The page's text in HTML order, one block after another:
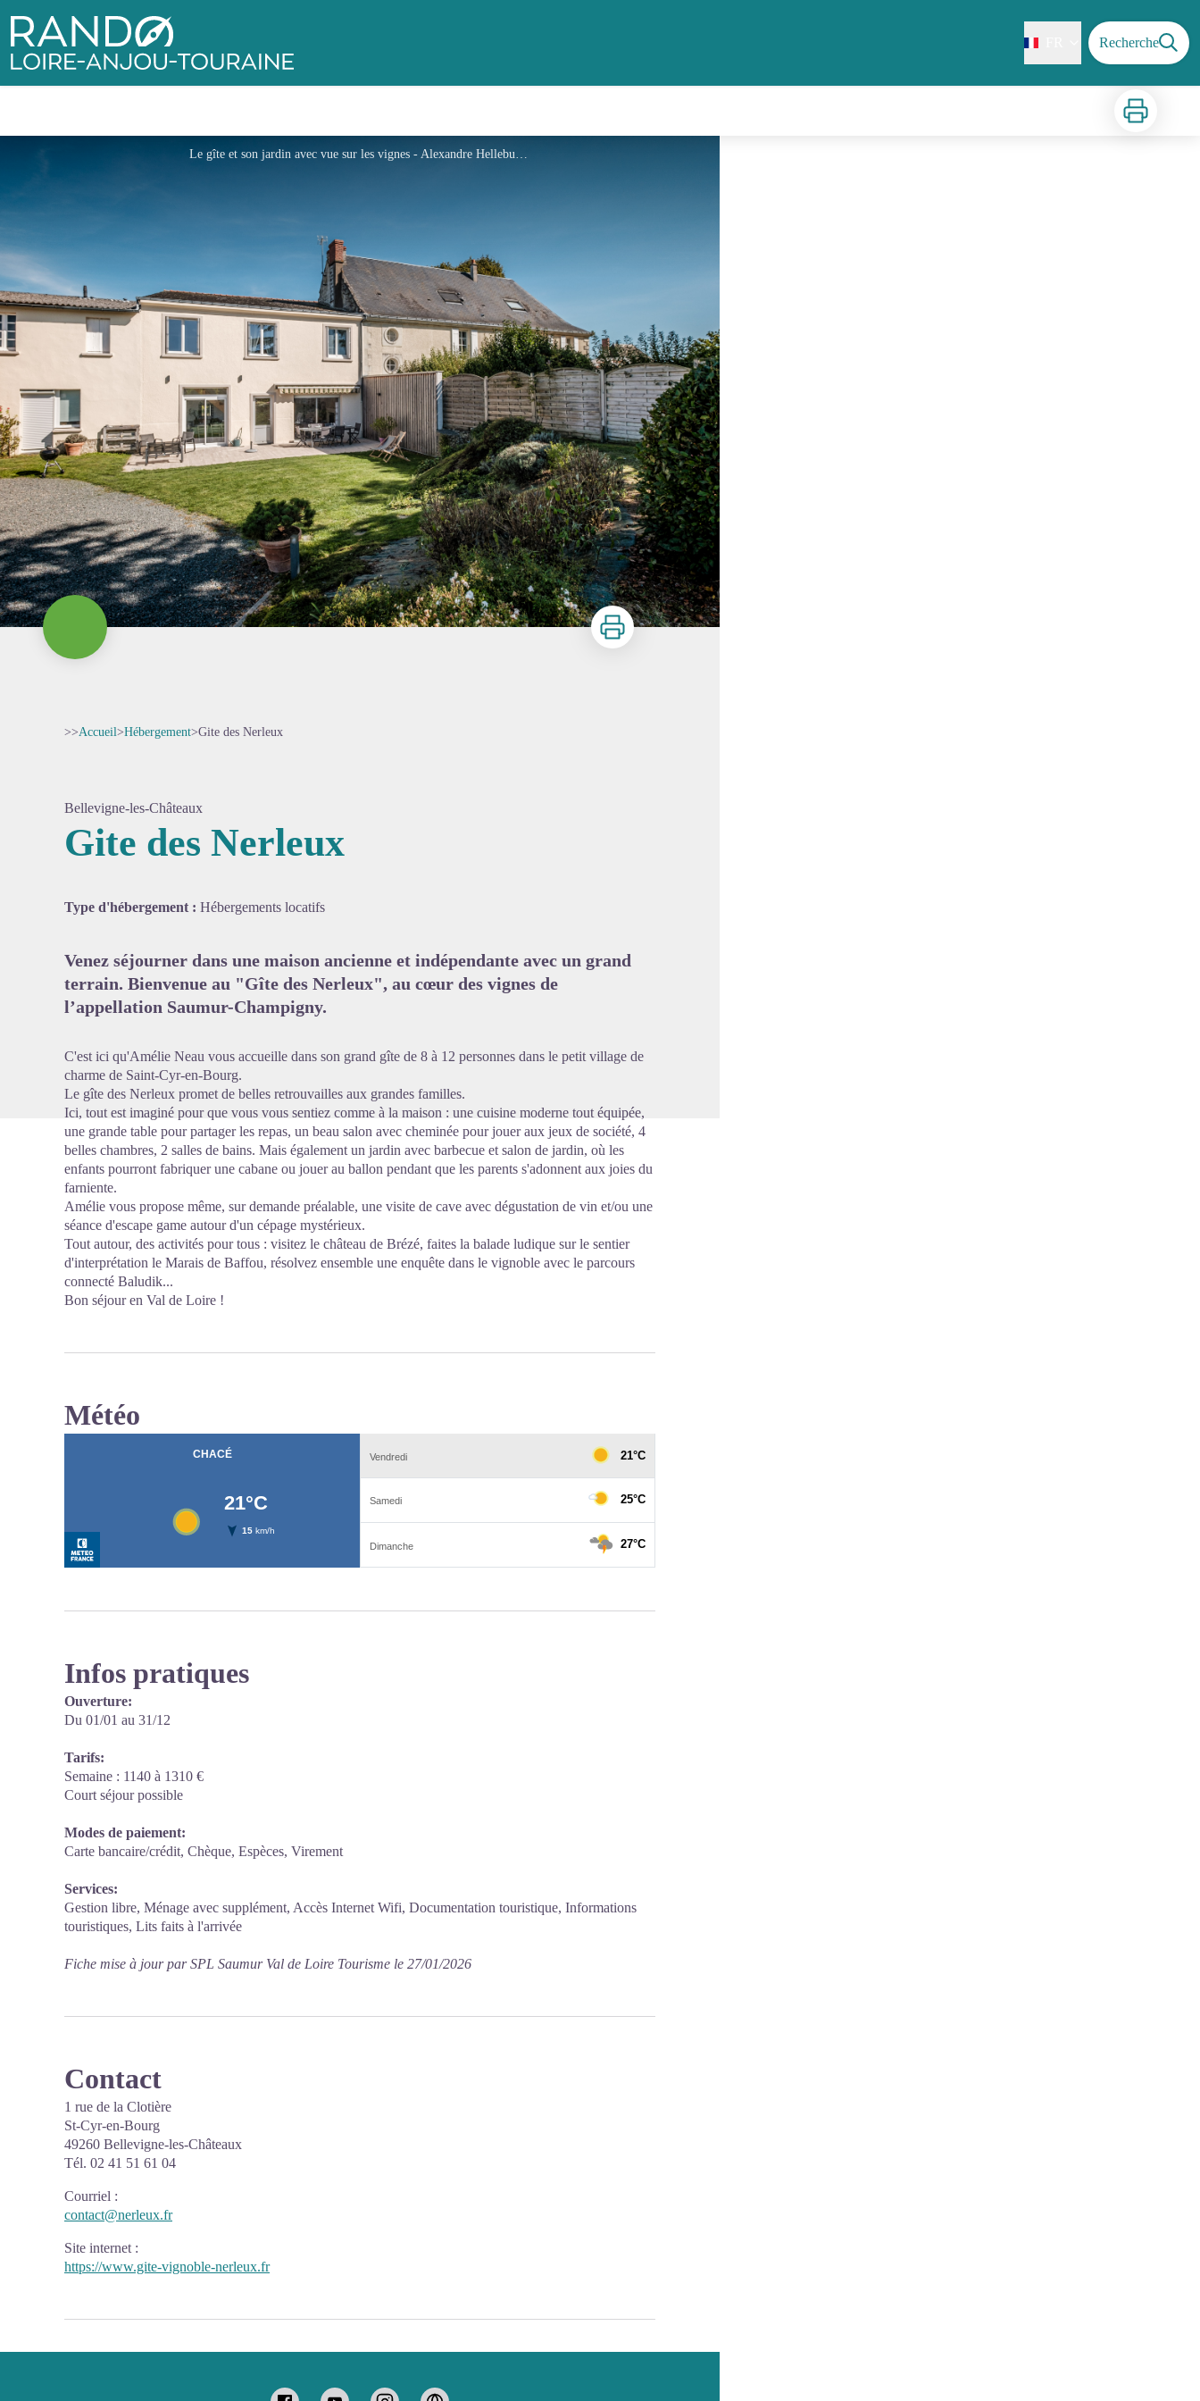
Rando Loire-Anjou-Touraine Recherche
Imprimer
Le gîte et son jardin avec vue sur les vignes - Alexandre Hellebuyck
Imprimer
>>Accueil>Hébergement>Gite des Nerleux
Bellevigne-les-Châteaux
Gite des Nerleux
Type d'hébergement : Hébergements locatifs
Venez séjourner dans une maison ancienne et indépendante avec un grand
terrain. Bienvenue au "Gîte des Nerleux", au cœur des vignes de
l’appellation Saumur-Champigny.
C'est ici qu'Amélie Neau vous accueille dans son grand gîte de 8 à 12 personnes dans le petit village de
charme de Saint-Cyr-en-Bourg.
Le gîte des Nerleux promet de belles retrouvailles aux grandes familles.
Ici, tout est imaginé pour que vous vous sentiez comme à la maison : une cuisine moderne tout équipée,
une grande table pour partager les repas, un beau salon avec cheminée pour jouer aux jeux de société, 4
belles chambres, 2 salles de bains. Mais également un jardin avec barbecue et salon de jardin, où les
enfants pourront fabriquer une cabane ou jouer au ballon pendant que les parents s'adonnent aux joies du
farniente.
Amélie vous propose même, sur demande préalable, une visite de cave avec dégustation de vin et/ou une
séance d'escape game autour d'un cépage mystérieux.
Tout autour, des activités pour tous : visitez le château de Brézé, faites la balade ludique sur le sentier
d'interprétation le Marais de Baffou, résolvez ensemble une enquête dans le vignoble avec le parcours
connecté Baludik...
Bon séjour en Val de Loire !
Météo
Infos pratiques
Ouverture:
Du 01/01 au 31/12
Tarifs:
Semaine : 1140 à 1310 €
Court séjour possible
Modes de paiement:
Carte bancaire/crédit, Chèque, Espèces, Virement
Services:
Gestion libre, Ménage avec supplément, Accès Internet Wifi, Documentation touristique, Informations
touristiques, Lits faits à l'arrivée
Fiche mise à jour par SPL Saumur Val de Loire Tourisme le 27/01/2026
Contact
1 rue de la Clotière
St-Cyr-en-Bourg
49260 Bellevigne-les-Châteaux
Tél. 02 41 51 61 04
Courriel :
contact@nerleux.fr
Site internet :
https://www.gite-vignoble-nerleux.fr